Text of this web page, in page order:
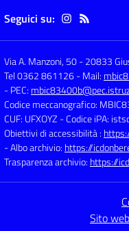
Seguici su:
Via A. Manzoni, 50-20833
Tel 0362 861126- Mail:
- PEC:
Codice meccanografico:
CUF: UFXOYZ - Codice iPA:
Obiettivi di accessibilità :
- Albo archivio: https://
Trasparenza archivio: https://
Sito